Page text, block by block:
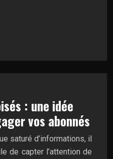
: une idée
vos abonnés
saturé d’informations, il
de capter l’attention de